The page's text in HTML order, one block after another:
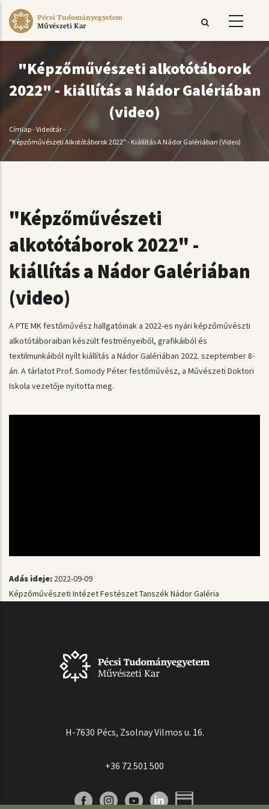
Ugrás
Pécsi Tudományegyetem
Művészeti Kar
"Képzőművészeti alkotótáborok
2022" - kiállítás a Nádor Galériában
(video)
Morzsa
Címlap-Videótár-
"Képzőművészeti Alkotótáborok 2022" - Kiállítás A Nádor Galériában (video)
"Képzőművészeti
alkotótáborok 2022" -
kiállítás a Nádor Galériában
(video)
A PTE MK festőművész hallgatóinak a 2022-es nyári képzőművészti
alkotótáboraiban készült festményeiből, grafikáiból és
textilmunkáiból nyílt kiállítás a Nádor Galériában 2022. szeptember 8-
án. A tárlatot Prof. Somody Péter festőművész, a Művészeti Doktori
Iskola vezetője nyitotta meg.
Adás ideje: 2022-09-09
Képzőművészeti IntézetFestészet TanszékNádor Galéria
H-7630 Pécs, Zsolnay Vilmos u. 16.
+36 72 501 500